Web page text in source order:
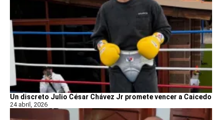
Un discreto Julio César Chávez Jr promete vencer a Caicedo
24 abril, 2026